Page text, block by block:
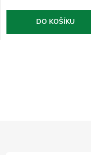
DO KOŠÍKU